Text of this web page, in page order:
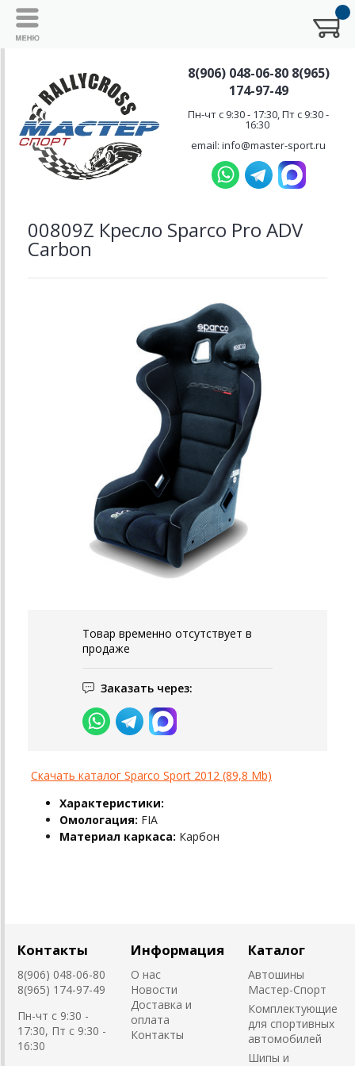
8(906) 048-06-80 8(965)
174-97-49
Пн-чт с 9:30 - 17:30, Пт с 9:30 -
16:30
email: info@master-sport.ru
00809Z Кресло Sparco Pro ADV
Carbon
Товар временно отсутствует в
продаже
Заказать через:
Скачать каталог Sparco Sport 2012 (89,8 Mb)
Характеристики:
Омологация: FIA
Материал каркаса: Карбон
Контакты
8(906) 048-06-80
8(965) 174-97-49
Пн-чт с 9:30 -
17:30, Пт с 9:30 -
16:30
Информация
О нас
Новости
Доставка и
оплата
Контакты
Каталог
Автошины
Мастер-Спорт
Комплектующие
для спортивных
автомобилей
Шипы и